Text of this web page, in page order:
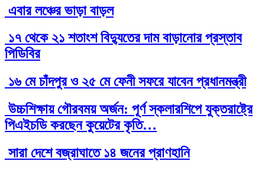
এবার লঞ্চের ভাড়া বাড়ল
১৭ থেকে ২১ শতাংশ বিদ্যুতের দাম বাড়ানোর প্রস্তাব
পিডিবির
১৬ মে চাঁদপুর ও ২৫ মে ফেনী সফরে যাবেন প্রধানমন্ত্রী
উচ্চশিক্ষায় গৌরবময় অর্জন: পূর্ণ স্কলারশিপে যুক্তরাষ্ট্রে
পিএইচডি করছেন কুয়েটের কৃতি…
সারা দেশে বজ্রাঘাতে ১৪ জনের প্রাণহানি